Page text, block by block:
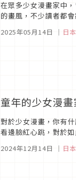
在眾多少女漫畫家中
的畫風，不少讀者都
2025年05月14日 ｜ 日
童年的少女漫
對於少女漫畫，你有
看邊臉紅心跳，對於
2024年12月14日 ｜ 日